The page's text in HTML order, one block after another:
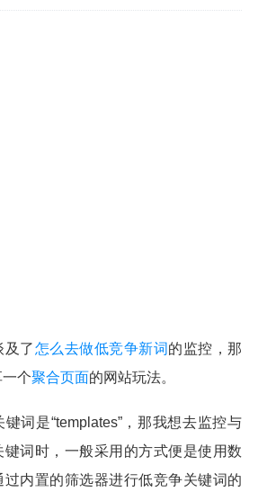
及了怎么去做低竞争新词的监控，那
个聚合页面的网站玩法。
词是“templates”，那我想去监控与
词时，一般采用的方式便是使用数
内置的筛选器进行低竞争关键词的